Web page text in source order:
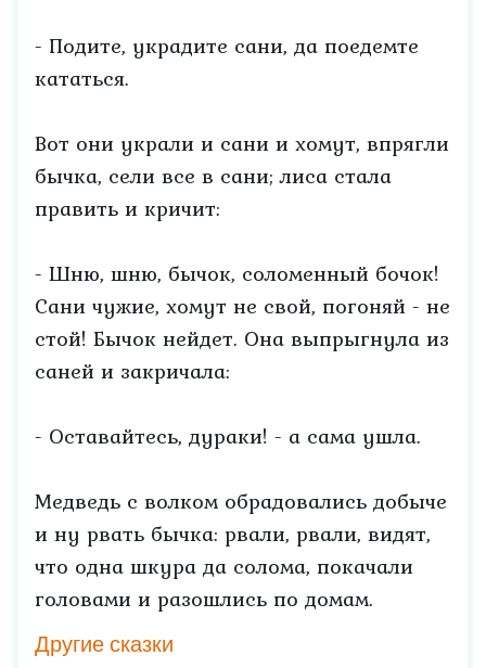
- Подите, украдите сани, да поедемте
кататься.
Вот они украли и сани и хомут, впрягли
бычка, сели все в сани; лиса стала
править и кричит:
- Шню, шню, бычок, соломенный бочок!
Сани чужие, хомут не свой, погоняй - не
стой! Бычок нейдет. Она выпрыгнула из
саней и закричала:
- Оставайтесь, дураки! - а сама ушла.
Медведь с волком обрадовались добыче
и ну рвать бычка: рвали, рвали, видят,
что одна шкура да солома, покачали
головами и разошлись по домам.
Другие сказки